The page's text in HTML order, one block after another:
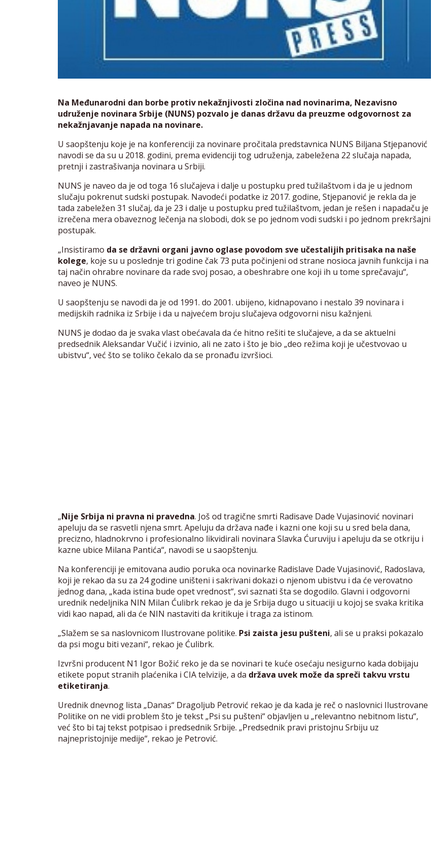
Na Međunarodni dan borbe protiv nekažnjivosti zločina nad novinarima, Nezavisno
udruženje novinara Srbije (NUNS) pozvalo je danas državu da preuzme odgovornost za
nekažnjavanje napada na novinare.
U saopštenju koje je na konferenciji za novinare pročitala predstavnica NUNS Biljana Stjepanović
navodi se da su u 2018. godini, prema evidenciji tog udruženja, zabeležena 22 slučaja napada,
pretnji i zastrašivanja novinara u Srbiji.
NUNS je naveo da je od toga 16 slučajeva i dalje u postupku pred tužilaštvom i da je u jednom
slučaju pokrenut sudski postupak. Navodeći podatke iz 2017. godine, Stjepanović je rekla da je
tada zabeležen 31 slučaj, da je 23 i dalje u postupku pred tužilaštvom, jedan je rešen i napadaču je
izrečena mera obaveznog lečenja na slobodi, dok se po jednom vodi sudski i po jednom prekršajni
postupak.
„Insistiramo da se državni organi javno oglase povodom sve učestalijih pritisaka na naše
kolege, koje su u poslednje tri godine čak 73 puta počinjeni od strane nosioca javnih funkcija i na
taj način ohrabre novinare da rade svoj posao, a obeshrabre one koji ih u tome sprečavaju“,
naveo je NUNS.
U saopštenju se navodi da je od 1991. do 2001. ubijeno, kidnapovano i nestalo 39 novinara i
medijskih radnika iz Srbije i da u najvećem broju slučajeva odgovorni nisu kažnjeni.
NUNS je dodao da je svaka vlast obećavala da će hitno rešiti te slučajeve, a da se aktuelni
predsednik Aleksandar Vučić i izvinio, ali ne zato i što je bio „deo režima koji je učestvovao u
ubistvu“, već što se toliko čekalo da se pronađu izvršioci.
„Nije Srbija ni pravna ni pravedna. Još od tragične smrti Radisave Dade Vujasinović novinari
apeluju da se rasvetli njena smrt. Apeluju da država nađe i kazni one koji su u sred bela dana,
precizno, hladnokrvno i profesionalno likvidirali novinara Slavka Ćuruviju i apeluju da se otkriju i
kazne ubice Milana Pantića“, navodi se u saopštenju.
Na konferenciji je emitovana audio poruka oca novinarke Radislave Dade Vujasinović, Radoslava,
koji je rekao da su za 24 godine uništeni i sakrivani dokazi o njenom ubistvu i da će verovatno
jednog dana, „kada istina bude opet vrednost“, svi saznati šta se dogodilo. Glavni i odgovorni
urednik nedeljnika NIN Milan Ćulibrk rekao je da je Srbija dugo u situaciji u kojoj se svaka kritika
vidi kao napad, ali da će NIN nastaviti da kritikuje i traga za istinom.
„Slažem se sa naslovnicom Ilustrovane politike. Psi zaista jesu pušteni, ali se u praksi pokazalo
da psi mogu biti vezani“, rekao je Ćulibrk.
Izvršni producent N1 Igor Božić reko je da se novinari te kuće osećaju nesigurno kada dobijaju
etikete poput stranih plaćenika i CIA telvizije, a da država uvek može da spreči takvu vrstu
etiketiranja.
Urednik dnevnog lista „Danas“ Dragoljub Petrović rekao je da kada je reč o naslovnici Ilustrovane
Politike on ne vidi problem što je tekst „Psi su pušteni“ objavljen u „relevantno nebitnom listu“,
već što bi taj tekst potpisao i predsednik Srbije. „Predsednik pravi pristojnu Srbiju uz
najnepristojnije medije“, rekao je Petrović.